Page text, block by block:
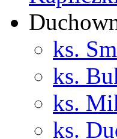
ks.
ks.
ks.
ks.